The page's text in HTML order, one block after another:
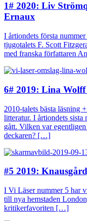
1# 2020: Liv
Ernaux
I årtiondets första
tjugotalets F. Scott
med franska författaren
6# 2019: Lina
2010-talets bästa läsning
litteratur. I årtiondets sista
gått. Vilken var
deckaren? […]
#5 2019:
I Vi Läser nummer 5 har
till nya hemstaden
kritikerfavoriten […]